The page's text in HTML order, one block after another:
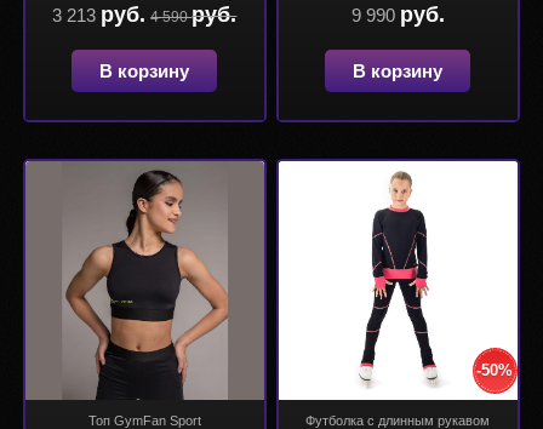
3 213 руб. 4 590руб.
В корзину
9 990 руб.
В корзину
Топ GymFan Sport
-50%
Футболка с длинным рукавом